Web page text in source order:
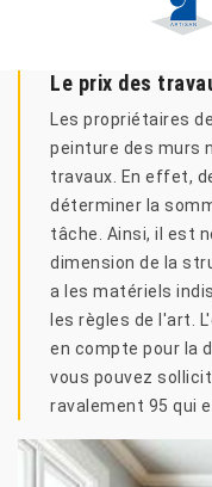
Le prix des
Les propriétaires
peinture des murs
travaux. En effet,
déterminer la
tâche. Ainsi, il est
dimension de la
a les matériels
les règles de l'art.
en compte pour la
vous pouvez
ravalement 95 qui